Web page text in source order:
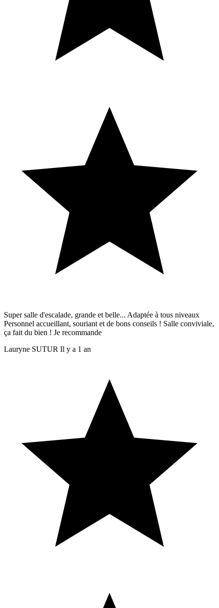
Super salle d'escalade, grande et belle... Adaptée à tous niveaux
Personnel accueillant, souriant et de bons conseils ! Salle conviviale,
ça fait du bien ! Je recommande
Lauryne SUTUR Il y a 1 an